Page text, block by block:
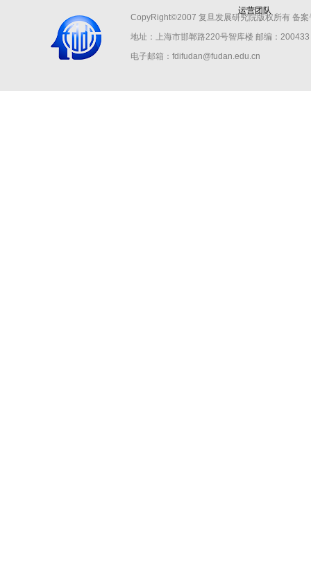
运营团队
CopyRight©2007 复旦发展研究院版权所有 备
地址：上海市邯郸路220号智库楼 邮编：
电子邮箱：fdifudan@fudan.edu.cn